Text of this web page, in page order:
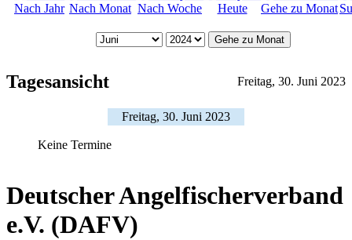
Nach Jahr Nach Monat Nach Woche Heute Gehe zu Monat
Gehe zu Monat
Tagesansicht Freitag, 30. Juni 2023
Freitag, 30. Juni 2023
Keine Termine
Deutscher Angelfischerverband
e.V. (DAFV)